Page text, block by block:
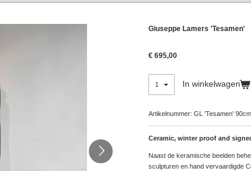
Giuseppe Lamers 'Tesamen'
€ 695,00
In winkelwagen
Artikelnummer: GL 'Tesamen' 90cm
Ceramic, winter proof and
Naast de keramische beelden
sculpturen en hand vervaardigde